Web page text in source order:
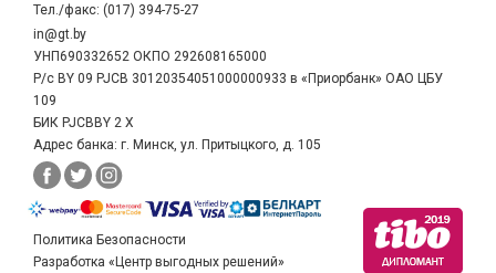
Тел./факс: (017) 394-75-27
in@gt.by
УНП690332652 ОКПО 292608165000
Р/с BY 09 PJCB 30120354051000000933 в «Приорбанк» ОАО ЦБУ
109
БИК PJCBBY 2 X
Адрес банка: г. Минск, ул. Притыцкого, д. 105
Политика Безопасности
Разработка «Центр выгодных решений»